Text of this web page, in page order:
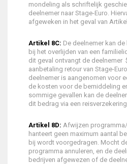
mondeling als schriftelijk
deelnemer naar Stage-Euro.
afgeweken in het geval van
Artikel 8C: De deelnemer kan
bij het overlijden van een
dit geval ontvangt de deelnemer
aanbetaling retour van Stage-
deelnemer is aangenomen voor
de kosten voor de bemiddeling
sommige gevallen kan de
dit bedrag via een
Artikel 8D: Afwijzen
hanteert geen maximum aantal
bij wordt voorgedragen. Mocht
programma annuleren, en de
bedrijven afgewezen of de